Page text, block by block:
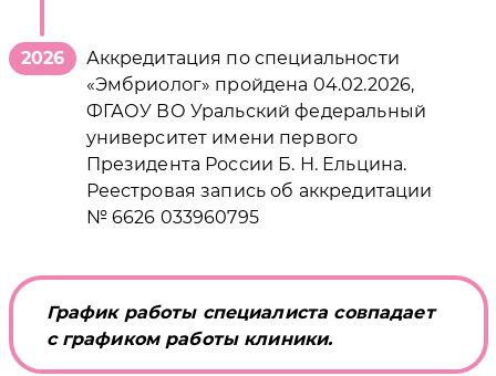
2026
Аккредитация по специальности
«Эмбриолог» пройдена 04.02.2026,
ФГАОУ ВО Уральский федеральный
университет имени первого
Президента России Б. Н. Ельцина.
Реестровая запись об аккредитации
№ 6626 033960795
График работы специалиста совпадает
с графиком работы клиники.